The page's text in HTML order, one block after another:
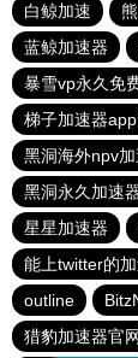
白鲸加速
蓝鲸加速器
暴雪vp永久免
梯子加速器
黑洞海外npv
黑洞永久加速
星星加速器
能上twitter的
outline
猎豹加速器官